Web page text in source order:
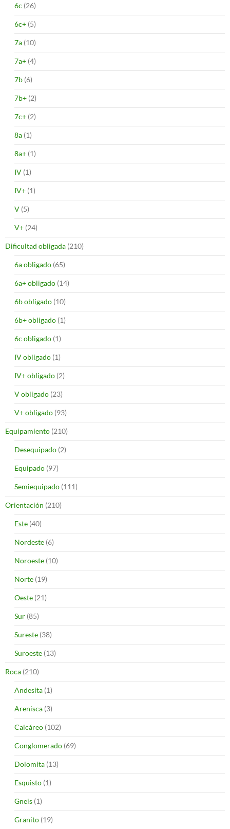
6c (26)
6c+ (5)
7a (10)
7a+ (4)
7b (6)
7b+ (2)
7c+ (2)
8a (1)
8a+ (1)
IV (1)
IV+ (1)
V (5)
V+ (24)
Dificultad obligada (210)
6a obligado (65)
6a+ obligado (14)
6b obligado (10)
6b+ obligado (1)
6c obligado (1)
IV obligado (1)
IV+ obligado (2)
V obligado (23)
V+ obligado (93)
Equipamiento (210)
Desequipado (2)
Equipado (97)
Semiequipado (111)
Orientación (210)
Este (40)
Nordeste (6)
Noroeste (10)
Norte (19)
Oeste (21)
Sur (85)
Sureste (38)
Suroeste (13)
Roca (210)
Andesita (1)
Arenisca (3)
Calcáreo (102)
Conglomerado (69)
Dolomita (13)
Esquisto (1)
Gneis (1)
Granito (19)